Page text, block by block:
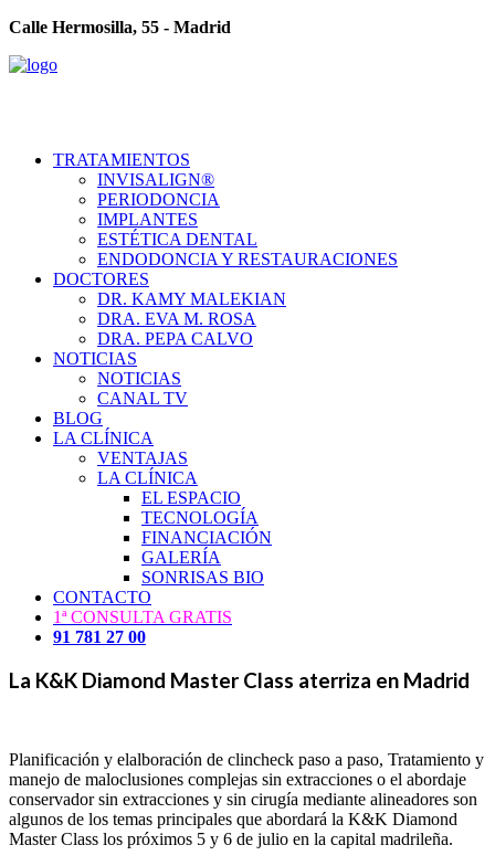
Calle Hermosilla, 55 - Madrid
TRATAMIENTOS
INVISALIGN®
PERIODONCIA
IMPLANTES
ESTÉTICA DENTAL
ENDODONCIA Y RESTAURACIONES
DOCTORES
DR. KAMY MALEKIAN
DRA. EVA M. ROSA
DRA. PEPA CALVO
NOTICIAS
NOTICIAS
CANAL TV
BLOG
LA CLÍNICA
VENTAJAS
LA CLÍNICA
EL ESPACIO
TECNOLOGÍA
FINANCIACIÓN
GALERÍA
SONRISAS BIO
CONTACTO
1ª CONSULTA GRATIS
91 781 27 00
La K&K Diamond Master Class aterriza en Madrid
Planificación y elalboración de clincheck paso a paso, Tratamiento y
manejo de maloclusiones complejas sin extracciones o el abordaje
conservador sin extracciones y sin cirugía mediante alineadores son
algunos de los temas principales que abordará la K&K Diamond
Master Class los próximos 5 y 6 de julio en la capital madrileña.